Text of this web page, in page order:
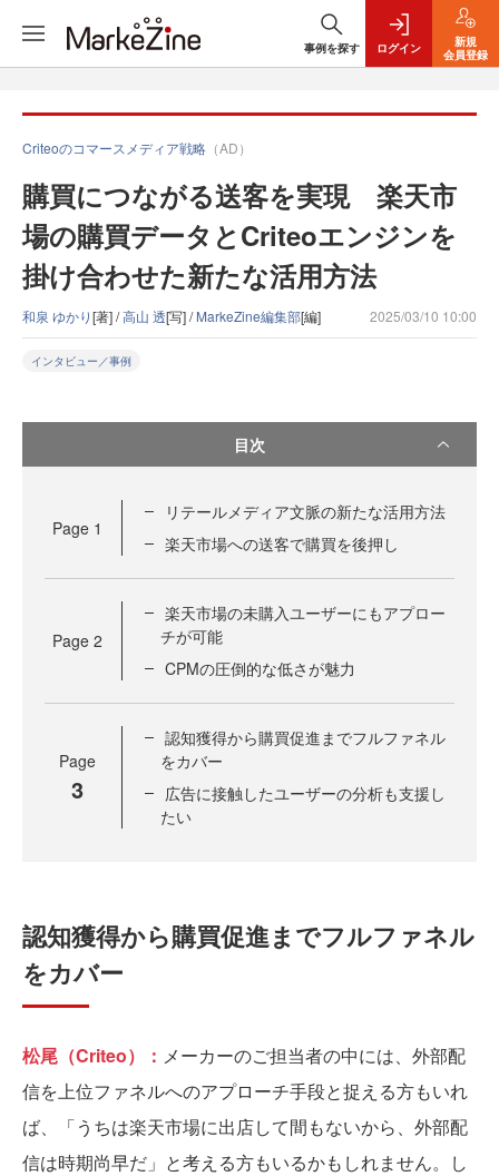
事例を探す ログイン
新規
会員登録
Criteoのコマースメディア戦略 （AD）
購買につながる送客を実現 楽天市
場の購買データとCriteoエンジンを
掛け合わせた新たな活用方法
和泉 ゆかり[著] /高山 透[写] /MarkeZine編集部[編] 2025/03/10 10:00
インタビュー／事例
目次
Page 1
リテールメディア文脈の新たな活用方法
楽天市場への送客で購買を後押し
Page 2
楽天市場の未購入ユーザーにもアプロー
チが可能
CPMの圧倒的な低さが魅力
Page
3
認知獲得から購買促進までフルファネル
をカバー
広告に接触したユーザーの分析も支援し
たい
認知獲得から購買促進までフルファネル
をカバー
松尾（Criteo）： メーカーのご担当者の中には、外部配
信を上位ファネルへのアプローチ手段と捉える方もいれ
ば、「うちは楽天市場に出店して間もないから、外部配
信は時期尚早だ」と考える方もいるかもしれません。し